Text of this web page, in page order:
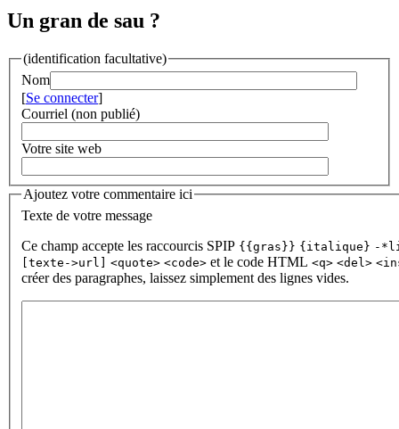
Un gran de sau ?
(identification facultative)
Nom
[Se connecter]
Courriel (non publié)
Votre site web
Ajoutez votre commentaire ici
Texte de votre message
Ce champ accepte les raccourcis SPIP {{gras}} {italique} -
[texte->url] <quote> <code> et le code HTML <q> <del>
créer des paragraphes, laissez simplement des lignes vides.